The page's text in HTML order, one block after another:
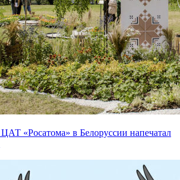
«Росатома» в Белоруссии напечатал